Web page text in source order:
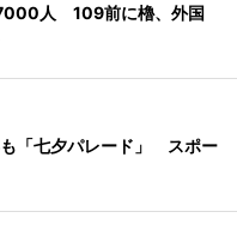
7000人 109前に櫓、外国
「七夕パレード」 スポー